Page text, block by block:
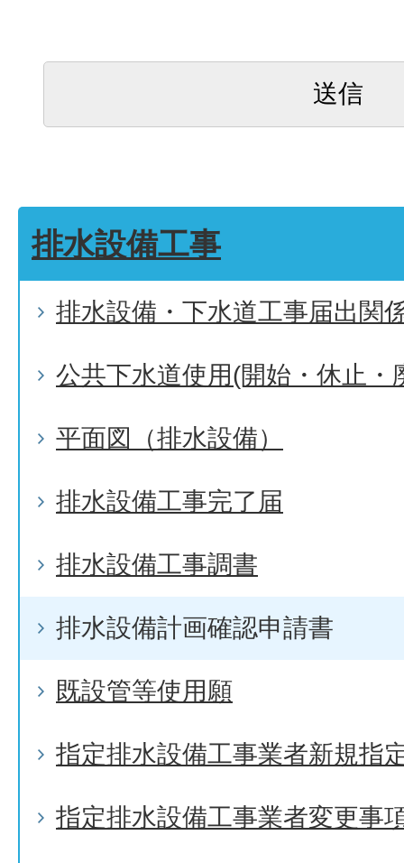
排水設備工事
排水設備・下水道工事届出関
公共下水道使用(開始・休止・
平面図（排水設備）
排水設備工事完了届
排水設備工事調書
排水設備計画確認申請書
既設管等使用願
指定排水設備工事業者新規指
指定排水設備工事業者変更事